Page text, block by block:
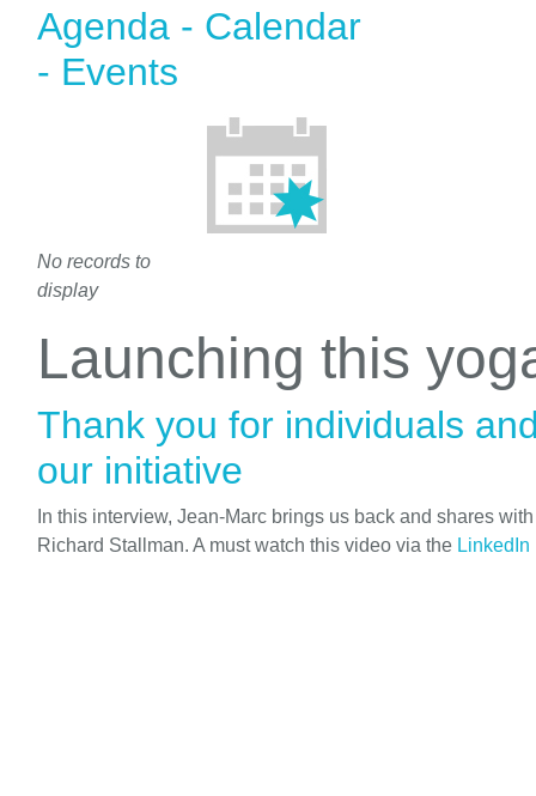
Agenda - Calendar
- Events
No records to
display
Launching this
Thank you for individuals
our initiative
In this interview, Jean-Marc brings us back and shares
Richard Stallman. A must watch this video via the LinkedIn